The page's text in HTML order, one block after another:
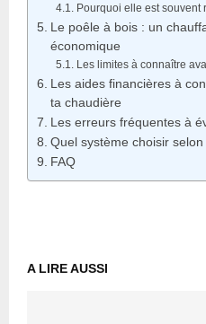
Pourquoi elle est souvent
Le poêle à bois : un
économique
Les limites à connaître
Les aides financières à
ta chaudière
Les erreurs fréquentes à
Quel système choisir
FAQ
A LIRE AUSSI